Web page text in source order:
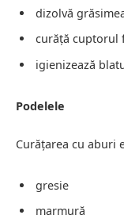
dizolvă
curăță cuptorul
igienizează
Podelele
Curățarea cu aburi
gresie
marmură